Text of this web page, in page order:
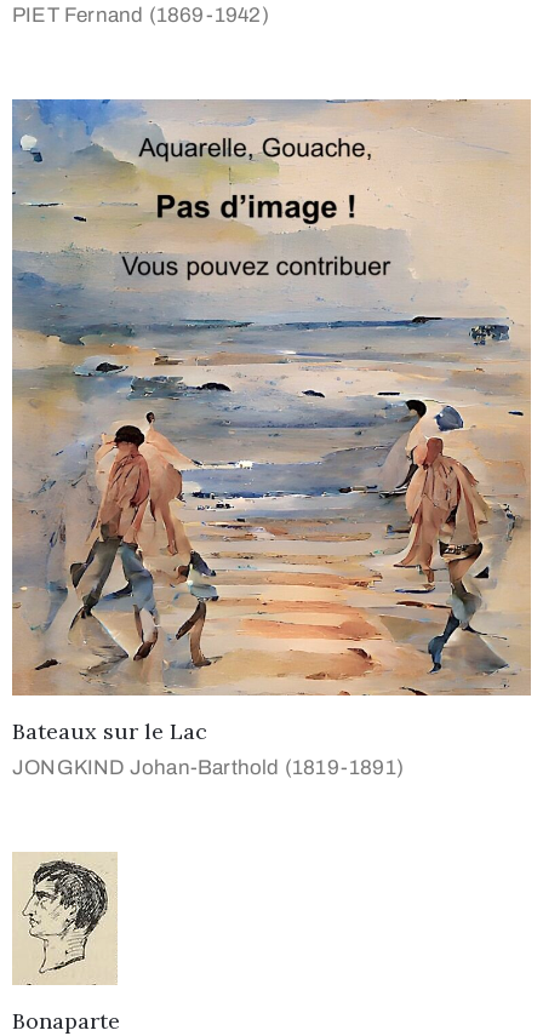
PIET Fernand (1869-1942)
Bateaux sur le Lac
JONGKIND Johan-Barthold (1819-1891)
Bonaparte